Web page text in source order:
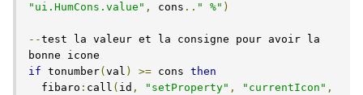
"ui.HumCons.value" , cons .. " %" )
--test la valeur et la consigne pour avoir la
if tonumber( val ) >= cons then
  fibaro
: call ( id , "setProperty" , "currentIcon" ,